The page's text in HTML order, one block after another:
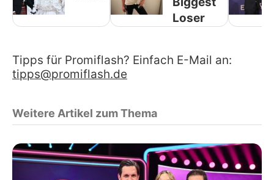
Loser
Tipps für Promiflash? Einfach E-Mail an:
tipps@promiflash.de
Weitere Artikel zum Thema